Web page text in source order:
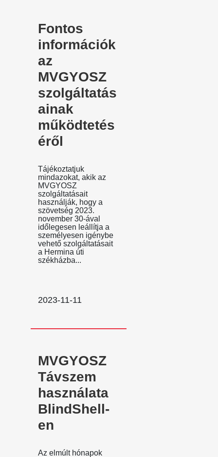
Fontos
információk
az
MVGYOSZ
szolgáltatás
ainak
működtetés
éről
Tájékoztatjuk
mindazokat, akik az
MVGYOSZ
szolgáltatásait
használják, hogy a
szövetség 2023.
november 30-ával
időlegesen leállítja a
személyesen igénybe
vehető szolgáltatásait
a Hermina úti
székházba...
2023-11-11
MVGYOSZ
Távszem
használata
BlindShell-
en
Az elmúlt hónapok